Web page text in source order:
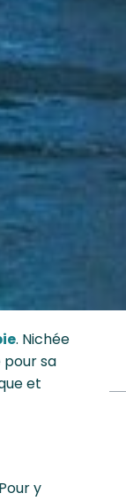
. Nichée
pour sa
et
y